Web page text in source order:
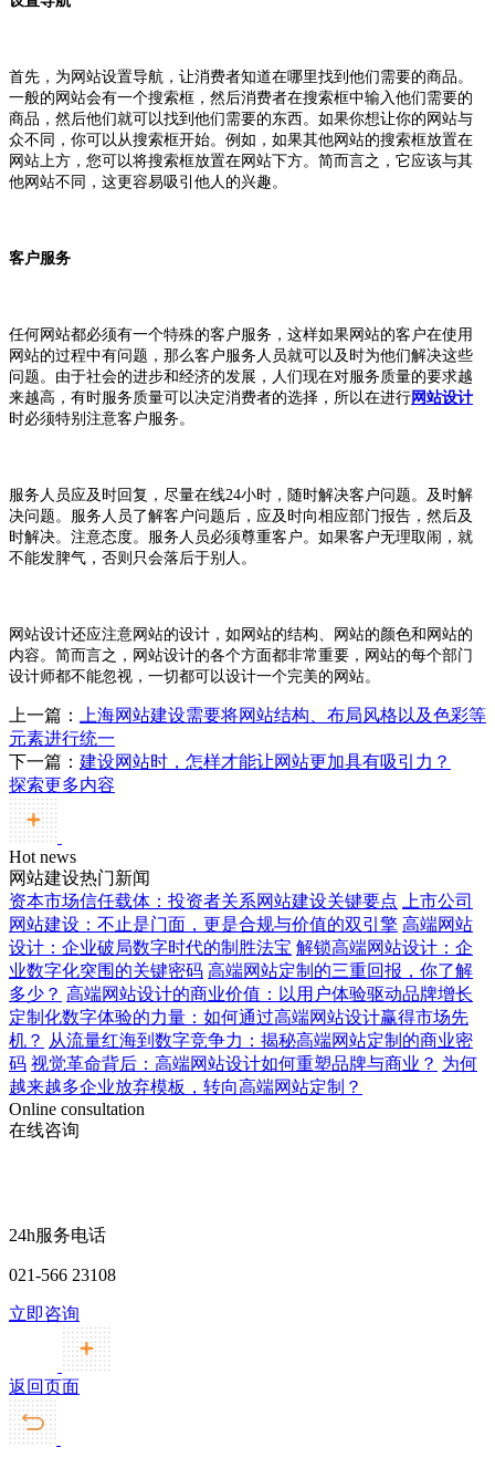
首先，为网站设置导航，让消费者知道在哪里找到他们需要的商品。
一般的网站会有一个搜索框，然后消费者在搜索框中输入他们需要的
商品，然后他们就可以找到他们需要的东西。如果你想让你的网站与
众不同，你可以从搜索框开始。例如，如果其他网站的搜索框放置在
网站上方，您可以将搜索框放置在网站下方。简而言之，它应该与其
他网站不同，这更容易吸引他人的兴趣。
客户服务
任何网站都必须有一个特殊的客户服务，这样如果网站的客户在使用
网站的过程中有问题，那么客户服务人员就可以及时为他们解决这些
问题。由于社会的进步和经济的发展，人们现在对服务质量的要求越
来越高，有时服务质量可以决定消费者的选择，所以在进行网站设计
时必须特别注意客户服务。
服务人员应及时回复，尽量在线24小时，随时解决客户问题。及时解
决问题。服务人员了解客户问题后，应及时向相应部门报告，然后及
时解决。注意态度。服务人员必须尊重客户。如果客户无理取闹，就
不能发脾气，否则只会落后于别人。
网站设计还应注意网站的设计，如网站的结构、网站的颜色和网站的
内容。简而言之，网站设计的各个方面都非常重要，网站的每个部门
设计师都不能忽视，一切都可以设计一个完美的网站。
上一篇：
上海网站建设需要将网站结构、布局风格以及色彩等
元素进行统一
下一篇： 建设网站时，怎样才能让网站更加具有吸引力？
探索更多内容
Hot news
网站建设热门新闻
资本市场信任载体：投资者关系网站建设关键要点
上市公司
网站建设：不止是门面，更是合规与价值的双引擎 高端网站
设计：企业破局数字时代的制胜法宝 解锁高端网站设计：企
业数字化突围的关键密码 高端网站定制的三重回报，你了解
多少？ 高端网站设计的商业价值：以用户体验驱动品牌增长
定制化数字体验的力量：如何通过高端网站设计赢得市场先
机？ 从流量红海到数字竞争力：揭秘高端网站定制的商业密
码 视觉革命背后：高端网站设计如何重塑品牌与商业？ 为何
越来越多企业放弃模板，转向高端网站定制？
Online consultation
在线咨询
24h服务电话
021-566 23108
立即咨询
返回页面